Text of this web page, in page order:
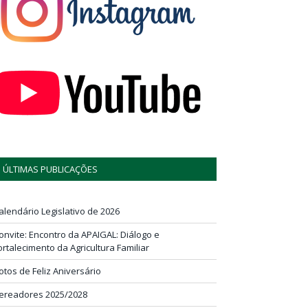
ÚLTIMAS PUBLICAÇÕES
Legislativo de 2026
Encontro da APAIGAL: Diálogo e
da Agricultura Familiar
de Feliz Aniversário
2025/2028